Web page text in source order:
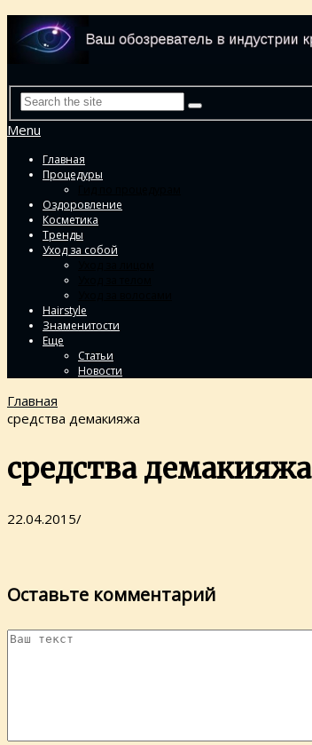
Menu
Главная
Процедуры
Оздоровление
Косметика
Тренды
Уход за собой
Hairstyle
Знаменитости
Еще
Статьи
Новости
Главная
средства демакияжа
средства демакияжа
22.04.2015/
Оставьте комментарий